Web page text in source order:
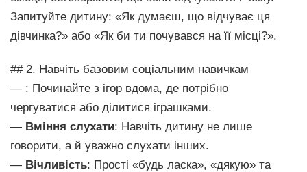
Запитуйте дитину: «Як думаєш, що відчуває ця
дівчинка?» або «Як би ти почувався на її місці?».
## 2. Навчіть базовим соціальним навичкам
— : Починайте з ігор вдома, де потрібно
чергуватися або ділитися іграшками.
— Вміння слухати: Навчіть дитину не лише
говорити, а й уважно слухати інших.
— Вічливість: Прості «будь ласка», «дякую» та